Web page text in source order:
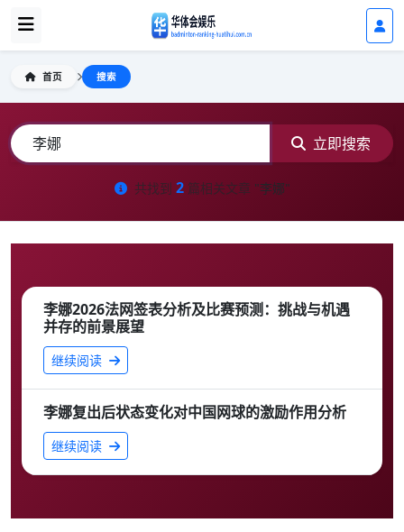
首页 搜索
立即搜索
共找到 2篇相关文章 "李娜"
李娜2026法网签表分析及比赛预测：挑战与机遇
并存的前景展望
继续阅读
李娜复出后状态变化对中国网球的激励作用分析
继续阅读